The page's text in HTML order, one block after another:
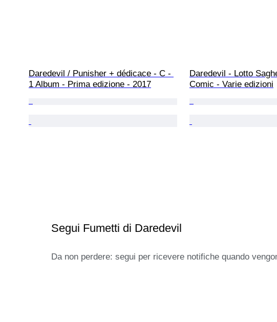
Daredevil / Punisher + dédicace - C -
1 Album - Prima edizione - 2017
Daredevil - Lotto
Comic - Varie edizioni
Segui Fumetti di Daredevil
Da non perdere: segui per ricevere notifiche quando